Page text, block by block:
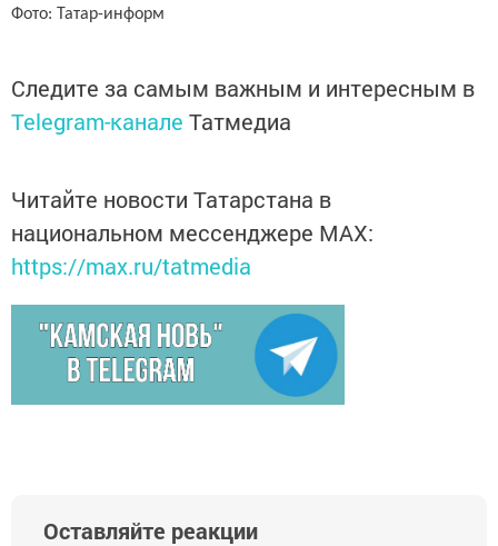
Фото: Татар-информ
Следите за самым важным и интересным в
Telegram-канале Татмедиа
Читайте новости Татарстана в
национальном мессенджере MАХ:
https://max.ru/tatmedia
Оставляйте реакции